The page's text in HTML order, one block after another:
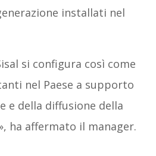
installati nel
si configura così come
nel Paese a supporto
e della diffusione della
ha affermato il manager.